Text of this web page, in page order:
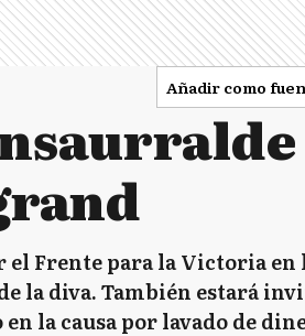
Añadir como
el Frente para la Victoria en
la diva. También estará
la causa por lavado de